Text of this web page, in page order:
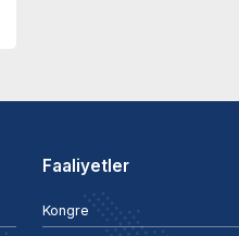
Faaliyetler
Kongre